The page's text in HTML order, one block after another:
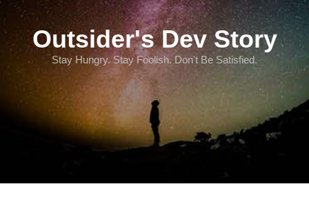
Outsider's Dev Story
Stay Hungry. Stay Foolish. Don't Be Satisfied.